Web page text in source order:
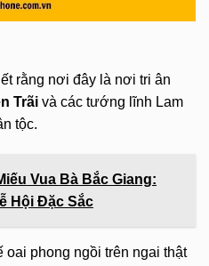
rằng nơi đây là nơi tri ân
Trãi và các tướng lĩnh Lam
tộc.
Vua Bà Bắc Giang:
Hội Đặc Sắc
phong ngồi trên ngai thật